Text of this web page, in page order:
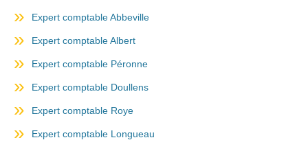
Expert comptable Abbeville
Expert comptable Albert
Expert comptable Péronne
Expert comptable Doullens
Expert comptable Roye
Expert comptable Longueau